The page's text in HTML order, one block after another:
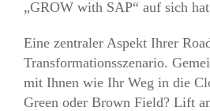
„GROW with SAP“ auf sich
Eine zentraler Aspekt Ihrer
Transformationsszenario.
mit Ihnen wie Ihr Weg in die
Green oder Brown Field? Lift